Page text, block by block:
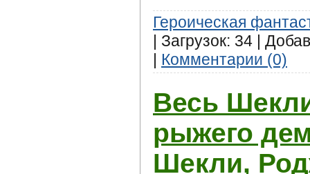
Героическая
| Загрузок: 34 |
| Комментарии (0)
Весь
рыжего
Шекли,